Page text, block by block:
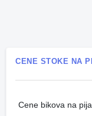
CENE STOKE NA
Cene bikova na